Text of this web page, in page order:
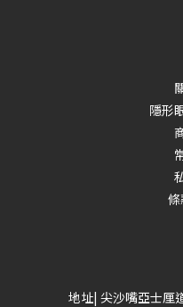
隱形
條
地址| 尖沙嘴亞士厘